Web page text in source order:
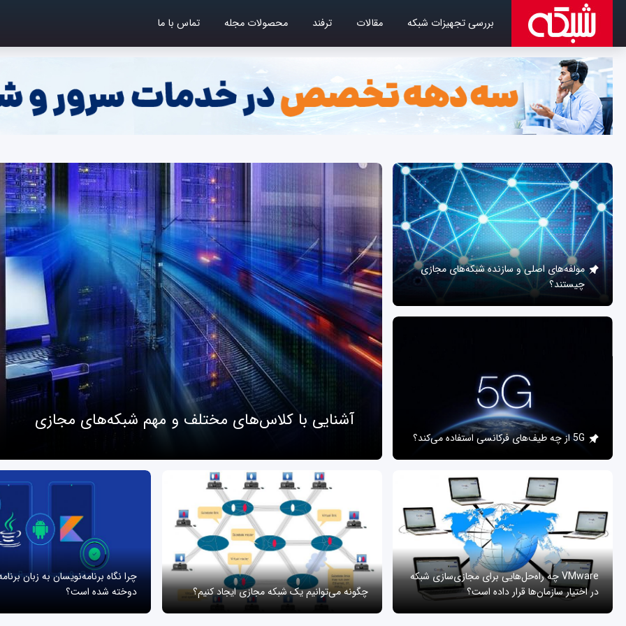
بررسی تجهیزات شبکه مقالات ترفند محصولات مجله تماس با ما
آشنایی با کلاس‌های مختلف و مهم شبکه‌های مجازی
مولفه‌های اصلی و سازنده شبکه‌های مجازی
چیستند؟
5G از چه طیف‌های فرکانسی استفاده می‌کند؟
VMware چه راه‌حل‌هایی برای مجازی‌سازی شبکه
در اختیار سازمان‌ها قرار داده است؟
چگونه می‌توانیم یک شبکه مجازی ایجاد کنیم؟
چرا نگاه برنامه‌نویسان به زبان
دوخته شده است؟